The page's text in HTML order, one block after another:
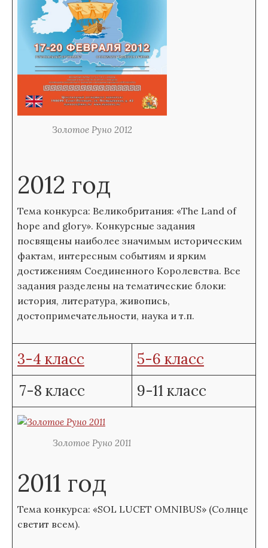
Золотое Руно 2012
2012 год
Тема конкурса: Великобритания: «The Land of
hope and glory». Конкурсные задания
посвящены наиболее значимым историческим
фактам, интересным событиям и ярким
достижениям Соединенного Королевства. Все
задания разделены на тематические блоки:
история, литература, живопись,
достопримечательности, наука и т.п.
3-4 класс
5-6 класс
7-8 класс
9-11 класс
Золотое Руно 2011
2011 год
Тема конкурса: «SOL LUCET OMNIBUS» (Солнце
светит всем).